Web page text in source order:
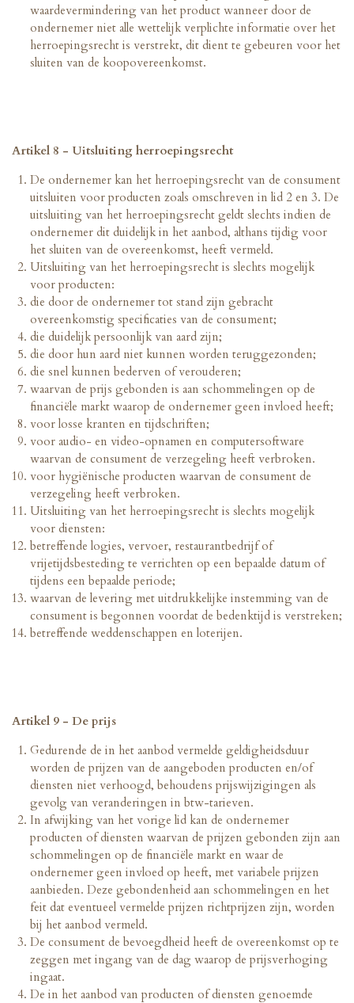
waardevermindering van het product wanneer door de
ondernemer niet alle wettelijk verplichte informatie over het
herroepingsrecht is verstrekt, dit dient te gebeuren voor het
sluiten van de koopovereenkomst.
Artikel 8 - Uitsluiting herroepingsrecht
De ondernemer kan het herroepingsrecht van de consument
uitsluiten voor producten zoals omschreven in lid 2 en 3. De
uitsluiting van het herroepingsrecht geldt slechts indien de
ondernemer dit duidelijk in het aanbod, althans tijdig voor
het sluiten van de overeenkomst, heeft vermeld.
Uitsluiting van het herroepingsrecht is slechts mogelijk
voor producten:
die door de ondernemer tot stand zijn gebracht
overeenkomstig specificaties van de consument;
die duidelijk persoonlijk van aard zijn;
die door hun aard niet kunnen worden teruggezonden;
die snel kunnen bederven of verouderen;
waarvan de prijs gebonden is aan schommelingen op de
financiële markt waarop de ondernemer geen invloed heeft;
voor losse kranten en tijdschriften;
voor audio- en video-opnamen en computersoftware
waarvan de consument de verzegeling heeft verbroken.
voor hygiënische producten waarvan de consument de
verzegeling heeft verbroken.
Uitsluiting van het herroepingsrecht is slechts mogelijk
voor diensten:
betreffende logies, vervoer, restaurantbedrijf of
vrijetijdsbesteding te verrichten op een bepaalde datum of
tijdens een bepaalde periode;
waarvan de levering met uitdrukkelijke instemming van de
consument is begonnen voordat de bedenktijd is verstreken;
betreffende weddenschappen en loterijen.
Artikel 9 - De prijs
Gedurende de in het aanbod vermelde geldigheidsduur
worden de prijzen van de aangeboden producten en/of
diensten niet verhoogd, behoudens prijswijzigingen als
gevolg van veranderingen in btw-tarieven.
In afwijking van het vorige lid kan de ondernemer
producten of diensten waarvan de prijzen gebonden zijn aan
schommelingen op de financiële markt en waar de
ondernemer geen invloed op heeft, met variabele prijzen
aanbieden. Deze gebondenheid aan schommelingen en het
feit dat eventueel vermelde prijzen richtprijzen zijn, worden
bij het aanbod vermeld.
De consument de bevoegdheid heeft de overeenkomst op te
zeggen met ingang van de dag waarop de prijsverhoging
ingaat.
De in het aanbod van producten of diensten genoemde